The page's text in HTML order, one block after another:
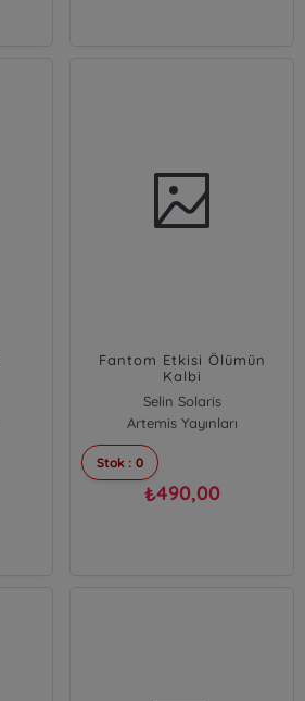
Fantom Etkisi Ölümün
Kalbi
Selin Solaris
Artemis Yayınları
Stok : 0
₺490,00